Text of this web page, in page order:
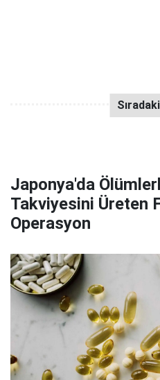
Japonya'da
Takviyesini Üreten
Operasyon